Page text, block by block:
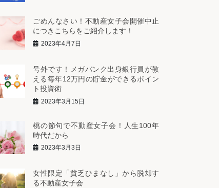
ごめんなさい！不動産女子会開催中止
につきこちらをご紹介します！
2023年4月7日
号外です！メガバンク出身銀行員が教
える毎年12万円の貯金ができるポイン
ト投資術
2023年3月15日
桃の節句で不動産女子会！人生100年
時代だから
2023年3月3日
女性限定「貧乏ひまなし」から脱却す
る不動産女子会